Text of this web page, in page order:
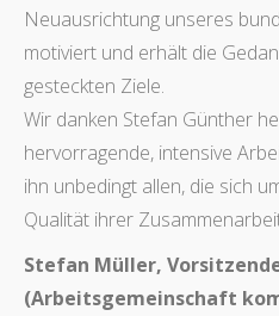
Neuausrichtung unseres
motiviert und erhält die
gesteckten Ziele.
Wir danken Stefan Günther
hervorragende, intensive
ihn unbedingt allen, die sich
Qualität ihrer
Stefan Müller,
(Arbeitsgemeinschaft